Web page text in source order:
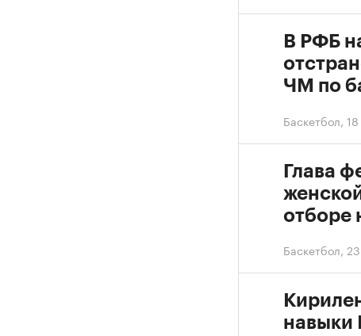
Баскетбол,
В РФБ
ЧМ по
Баскетбол,
Глава
отборе
навыки